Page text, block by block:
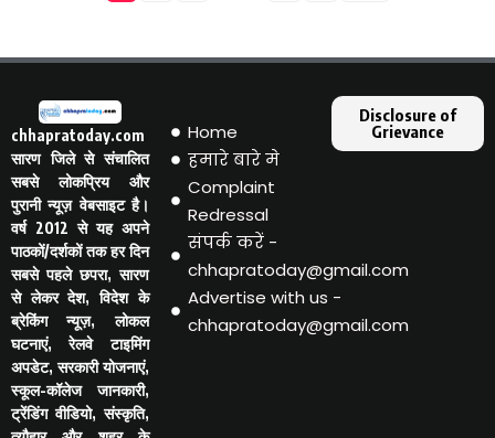
chhapratoday.com
सारण जिले से संचालित
सबसे लोकप्रिय और
पुरानी न्यूज़ वेबसाइट है।
वर्ष 2012 से यह अपने
पाठकों/दर्शकों तक हर दिन
सबसे पहले छपरा, सारण
से लेकर देश, विदेश के
ब्रेकिंग न्यूज़, लोकल
घटनाएं, रेलवे टाइमिंग
अपडेट, सरकारी योजनाएं,
स्कूल-कॉलेज जानकारी,
ट्रेंडिंग वीडियो, संस्कृति,
Home
हमारे बारे मे
Complaint
Redressal
संपर्क करें -
chhapratoday@gmail.com
Advertise with us -
chhapratoday@gmail.com
Disclosure of
Grievance